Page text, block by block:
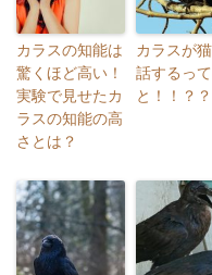
カラスの知能は
驚くほど高い！
実験で見せたカ
ラスの知能の高
さとは？
カラスが
話するっ
と！！？？